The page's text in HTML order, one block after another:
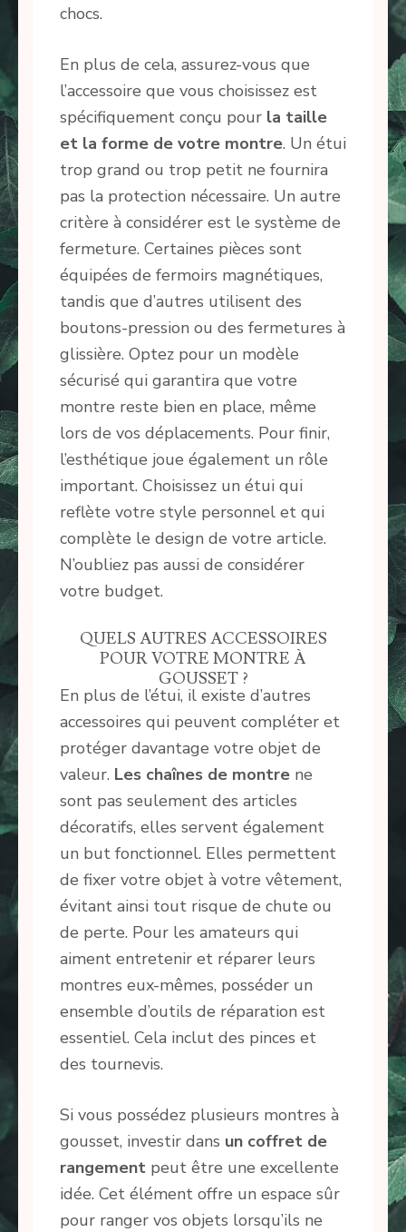
chocs.
En plus de cela, assurez-vous que
l’accessoire que vous choisissez est
spécifiquement conçu pour la taille
et la forme de votre montre. Un étui
trop grand ou trop petit ne fournira
pas la protection nécessaire. Un autre
critère à considérer est le système de
fermeture. Certaines pièces sont
équipées de fermoirs magnétiques,
tandis que d’autres utilisent des
boutons-pression ou des fermetures à
glissière. Optez pour un modèle
sécurisé qui garantira que votre
montre reste bien en place, même
lors de vos déplacements. Pour finir,
l’esthétique joue également un rôle
important. Choisissez un étui qui
reflète votre style personnel et qui
complète le design de votre article.
N’oubliez pas aussi de considérer
votre budget.
QUELS AUTRES ACCESSOIRES
POUR VOTRE MONTRE À
GOUSSET ?
En plus de l’étui, il existe d’autres
accessoires qui peuvent compléter et
protéger davantage votre objet de
valeur. Les chaînes de montre ne
sont pas seulement des articles
décoratifs, elles servent également
un but fonctionnel. Elles permettent
de fixer votre objet à votre vêtement,
évitant ainsi tout risque de chute ou
de perte. Pour les amateurs qui
aiment entretenir et réparer leurs
montres eux-mêmes, posséder un
ensemble d’outils de réparation est
essentiel. Cela inclut des pinces et
des tournevis.
Si vous possédez plusieurs montres à
gousset, investir dans un coffret de
rangement peut être une excellente
idée. Cet élément offre un espace sûr
pour ranger vos objets lorsqu’ils ne